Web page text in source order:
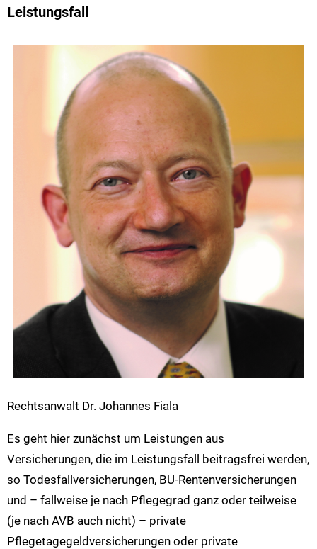
Leistungsfall
Rechtsanwalt Dr. Johannes Fiala
Es geht hier zunächst um Leistungen aus
Versicherungen, die im Leistungsfall beitragsfrei werden,
so Todesfallversicherungen, BU-Rentenversicherungen
und – fallweise je nach Pflegegrad ganz oder teilweise
(je nach AVB auch nicht) – private
Pflegetagegeldversicherungen oder private